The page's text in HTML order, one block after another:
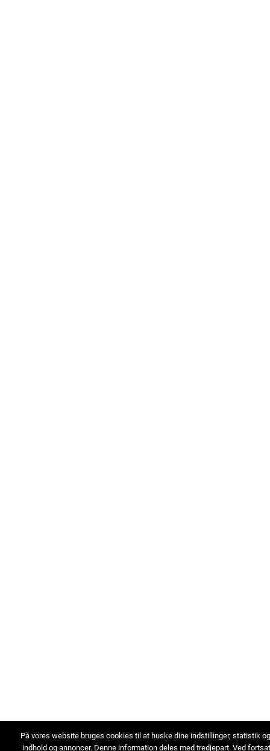
På vores website bruges cookies til at huske dine indstillinger, statistik
indhold og annoncer. Denne information deles med tredjepart. Ved